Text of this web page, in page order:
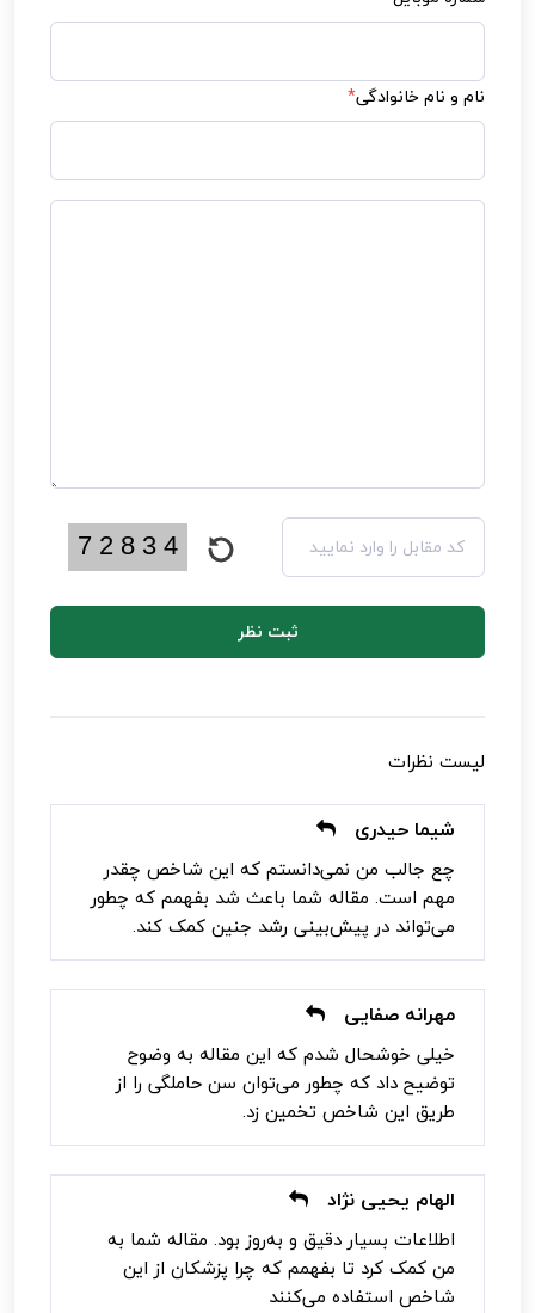
نام و نام خانوادگی*
ثبت نظر
لیست نظرات
شیما حیدری
چع جالب من نمی‌دانستم که این شاخص چقدر
مهم است. مقاله شما باعث شد بفهمم که چطور
می‌تواند در پیش‌بینی رشد جنین کمک کند.
مهرانه صفایی
خیلی خوشحال شدم که این مقاله به وضوح
توضیح داد که چطور می‌توان سن حاملگی را از
طریق این شاخص تخمین زد.
الهام یحیی نژاد
اطلاعات بسیار دقیق و به‌روز بود. مقاله شما به
من کمک کرد تا بفهمم که چرا پزشکان از این
شاخص استفاده می‌کنند